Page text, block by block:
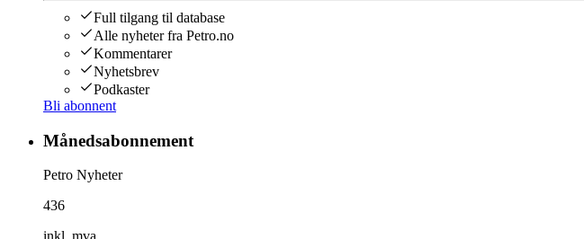
Full tilgang til database
Alle nyheter fra Petro.no
Kommentarer
Nyhetsbrev
Podkaster
Bli abonnent
Månedsabonnement
Petro Nyheter
436